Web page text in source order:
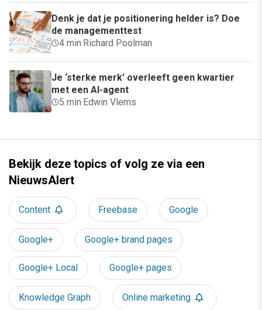
Denk je dat je positionering helder is? Doe
de managementtest
4 min·Richard Poolman
Je ‘sterke merk’ overleeft geen kwartier
met een AI-agent
5 min·Edwin Vlems
Bekijk deze topics of volg ze via een
NieuwsAlert
Content Freebase Google
Google+ Google+ brand pages
Google+ Local Google+ pages
Knowledge Graph Online marketing